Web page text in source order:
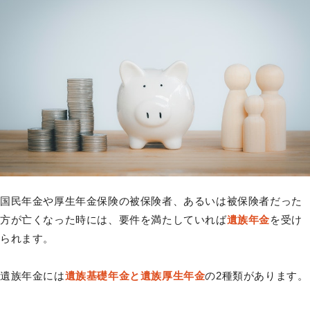
国民年金や厚生年金保険の被保険者、あるいは被保険者だった
方が亡くなった時には、要件を満たしていれば遺族年金を受け
られます。
遺族年金には遺族基礎年金と遺族厚生年金の2種類があります。